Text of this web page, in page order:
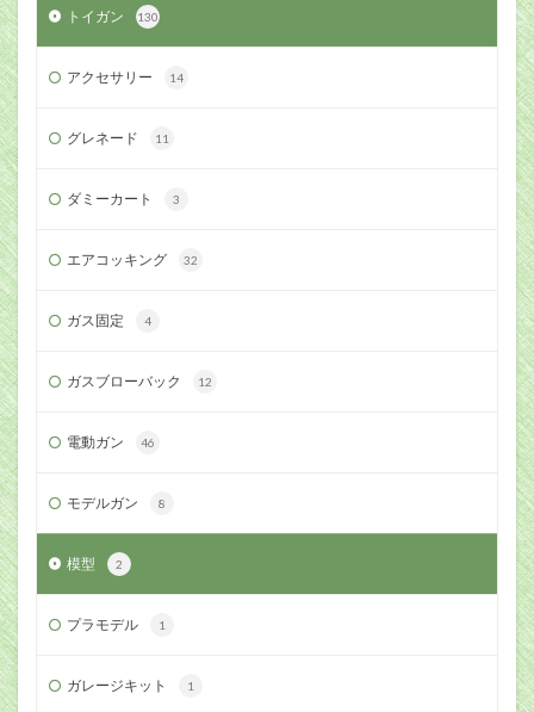
トイガン 130
アクセサリー 14
グレネード 11
ダミーカート 3
エアコッキング 32
ガス固定 4
ガスブローバック 12
電動ガン 46
モデルガン 8
模型 2
プラモデル 1
ガレージキット 1